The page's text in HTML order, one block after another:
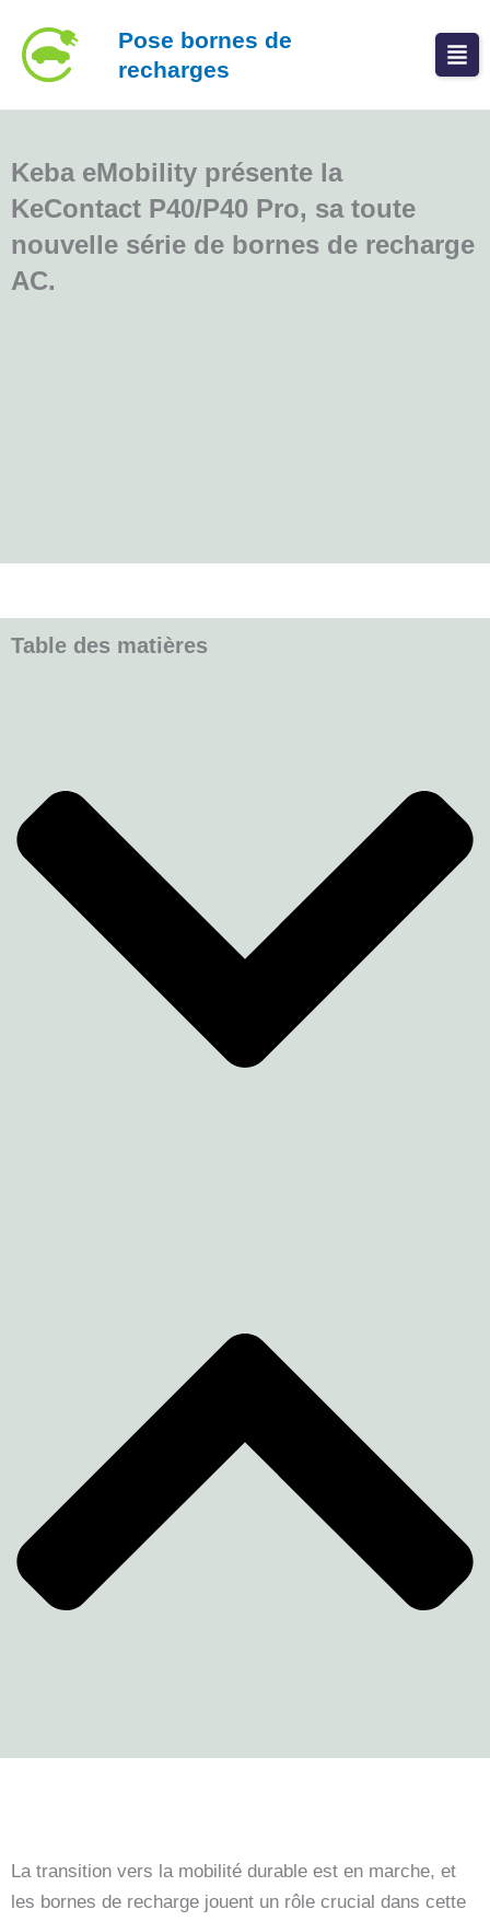
contenu
Pose bornes de
recharges
Keba eMobility présente la
KeContact P40/P40 Pro, sa toute
nouvelle série de bornes de recharge
AC.
Table des matières
La transition vers la mobilité durable est en marche, et
les bornes de recharge jouent un rôle crucial dans cette